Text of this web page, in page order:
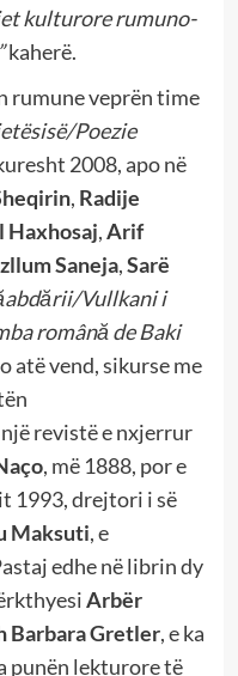
kulturore rumuno-
kaherë.
rumune veprën time
Poezie
2008, apo në
, Radije
Haxhosaj,Arif
Saneja,Sarë
Vullkani i
română de Baki
atë vend, sikurse me
revistë e nxjerrur
, më 1888, por e
1993, drejtori i së
Maksuti, e
edhe në librin dy
Arbër
Barbara Gretler, e ka
punën lekturore të